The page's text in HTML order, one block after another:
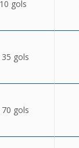
gols
gols
gols